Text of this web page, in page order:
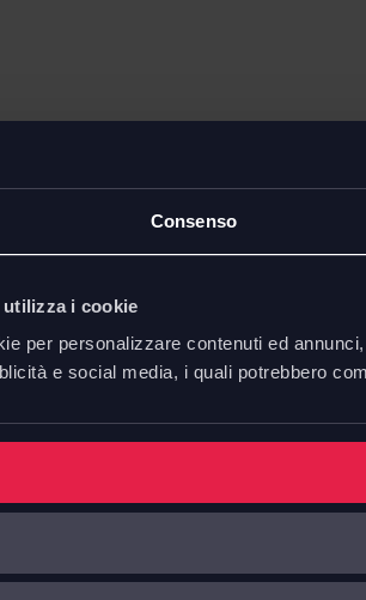
Consenso
i cookie
per personalizzare contenuti ed
e social media, i quali potrebbero